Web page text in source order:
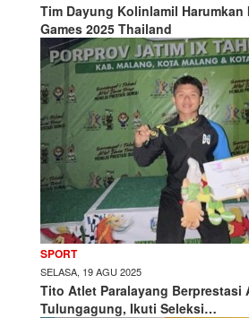
Tim Dayung Kolinlamil Harumkan
Games 2025 Thailand
SPORT
SELASA, 19 AGU 2025
Tito Atlet Paralayang Berprestasi
Tulungagung, Ikuti Seleksi…